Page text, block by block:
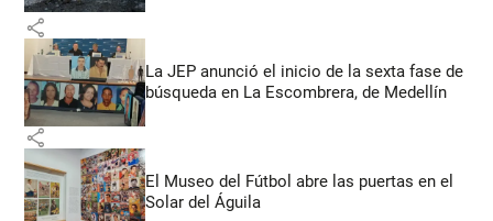
share
La JEP anunció el inicio de la sexta fase de
búsqueda en La Escombrera, de Medellín
share
El Museo del Fútbol abre las puertas en el
Solar del Águila